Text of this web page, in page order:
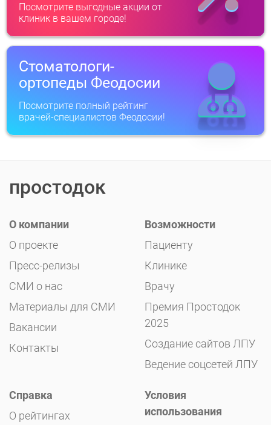
Посмотрите выгодные акции от
клиник в вашем городе!
Стоматологи-
ортопеды Феодосии
Посмотрите полный рейтинг
врачей-специалистов Феодосии!
простодок
О компании
О проекте
Пресс-релизы
СМИ о нас
Материалы для СМИ
Вакансии
Контакты
Возможности
Пациенту
Клинике
Врачу
Премия Простодок
2025
Создание сайтов ЛПУ
Ведение соцсетей ЛПУ
Справка
О рейтингах
Условия
использования